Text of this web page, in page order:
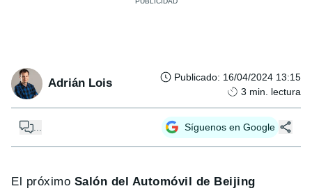
Adrián Lois Publicado: 16/04/2024 13:15
3 min. lectura
Síguenos en Google
El próximo Salón del Automóvil de Beijing